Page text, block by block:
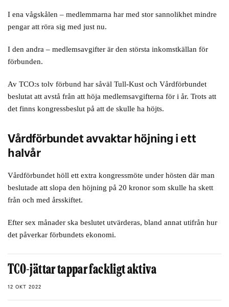
I ena vågskålen – medlemmarna har med stor sannolikhet mindre
pengar att röra sig med just nu.
I den andra – medlemsavgifter är den största inkomstkällan för
förbunden.
Av TCO:s tolv förbund har såväl Tull-Kust och Vårdförbundet
beslutat att avstå från att höja medlemsavgifterna för i år. Trots att
det finns kongressbeslut på att de skulle ha höjts.
Vårdförbundet avvaktar höjning i ett
halvår
Vårdförbundet höll ett extra kongressmöte under hösten där man
beslutade att slopa den höjning på 20 kronor som skulle ha skett
från och med årsskiftet.
Efter sex månader ska beslutet utvärderas, bland annat utifrån hur
det påverkar förbundets ekonomi.
TCO-jättar tappar fackligt aktiva
12 OKT 2022